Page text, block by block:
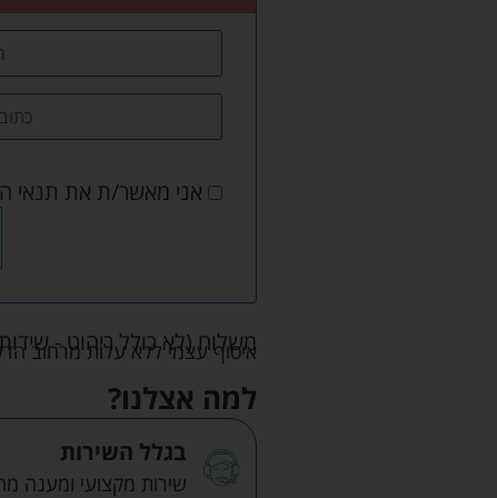
אני מאשר/ת את תנאי
משלוח (לא כולל ריהוט -
איסוף עצמי ללא עלות מרחוב הדקלים 22 אזה"ת לב הארץ
למה אצלנו?
בגלל השירות
שירות מקצועי ומענה